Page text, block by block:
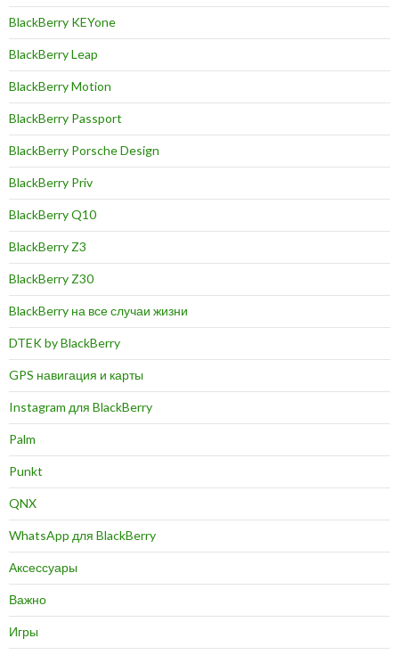
BlackBerry KEYone
BlackBerry Leap
BlackBerry Motion
BlackBerry Passport
BlackBerry Porsche Design
BlackBerry Priv
BlackBerry Q10
BlackBerry Z3
BlackBerry Z30
BlackBerry на все случаи жизни
DTEK by BlackBerry
GPS навигация и карты
Instagram для BlackBerry
Palm
Punkt
QNX
WhatsApp для BlackBerry
Аксессуары
Важно
Игры